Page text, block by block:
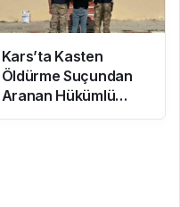
Kars’ta Kasten
Öldürme Suçundan
Aranan Hükümlü
JASAT